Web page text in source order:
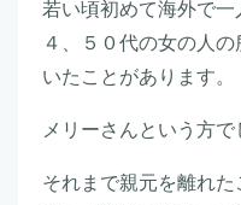
若い頃初めて海外で
４、５０代の女の人
いたことがあります。
メリーさんという方で
それまで親元を離れた